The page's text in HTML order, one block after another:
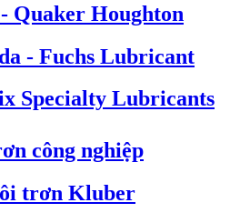
Quaker Houghton
- Fuchs Lubricant
Specialty Lubricants
công nghiệp
trơn Kluber